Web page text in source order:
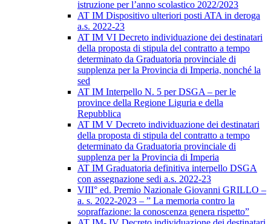
istruzione per l’anno scolastico 2022/2023
AT IM Dispositivo ulteriori posti ATA in deroga
a.s. 2022-23
AT IM VI Decreto individuazione dei destinatari
della proposta di stipula del contratto a tempo
determinato da Graduatoria provinciale di
supplenza per la Provincia di Imperia, nonché la
sed
AT IM Interpello N. 5 per DSGA – per le
province della Regione Liguria e della
Repubblica
AT IM V Decreto individuazione dei destinatari
della proposta di stipula del contratto a tempo
determinato da Graduatoria provinciale di
supplenza per la Provincia di Imperia
AT IM Graduatoria definitiva interpello DSGA
con assegnazione sedi a.s. 2022-23
VIII° ed. Premio Nazionale Giovanni GRILLO –
a. s. 2022-2023 – ” La memoria contro la
sopraffazione: la conoscenza genera rispetto”